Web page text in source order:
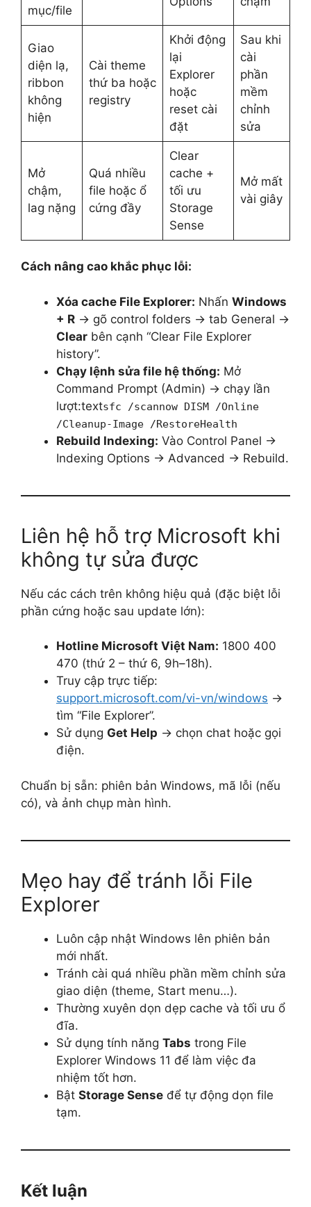
mục/file
Giao
diện lạ,
ribbon
không
hiện
Cài theme
thứ ba hoặc
registry
Khởi động
lại
Explorer
hoặc
reset cài
đặt
Sau khi
cài
phần
mềm
chỉnh
sửa
Mở
chậm,
lag nặng
Quá nhiều
file hoặc ổ
cứng đầy
Clear
cache +
tối ưu
Storage
Sense
Mở mất
vài giây
Cách nâng cao khắc phục lỗi:
Xóa cache File Explorer: Nhấn Windows
+ R → gõ control folders → tab General →
Clear bên cạnh “Clear File Explorer
history”.
Chạy lệnh sửa file hệ thống: Mở
Command Prompt (Admin) → chạy lần
lượt:textsfc /scannow DISM /Online
/Cleanup-Image /RestoreHealth
Rebuild Indexing: Vào Control Panel →
Indexing Options → Advanced → Rebuild.
Liên hệ hỗ trợ Microsoft khi
không tự sửa được
Nếu các cách trên không hiệu quả (đặc biệt lỗi
phần cứng hoặc sau update lớn):
Hotline Microsoft Việt Nam: 1800 400
470 (thứ 2 – thứ 6, 9h–18h).
Truy cập trực tiếp:
support.microsoft.com/vi-vn/windows →
tìm “File Explorer”.
Sử dụng Get Help → chọn chat hoặc gọi
điện.
Chuẩn bị sẵn: phiên bản Windows, mã lỗi (nếu
có), và ảnh chụp màn hình.
Mẹo hay để tránh lỗi File
Explorer
Luôn cập nhật Windows lên phiên bản
mới nhất.
Tránh cài quá nhiều phần mềm chỉnh sửa
giao diện (theme, Start menu…).
Thường xuyên dọn dẹp cache và tối ưu ổ
đĩa.
Sử dụng tính năng Tabs trong File
Explorer Windows 11 để làm việc đa
nhiệm tốt hơn.
Bật Storage Sense để tự động dọn file
tạm.
Kết luận